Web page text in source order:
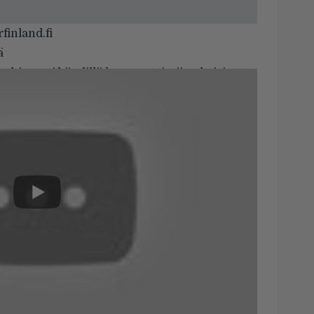
hienosti bändillä homma toimii nykyisin: